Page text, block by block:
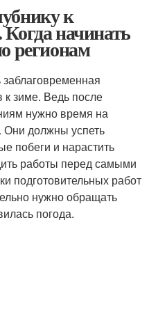
к
начинать
регионам
к зиме. Ведь после
нужно время на
Они должны успеть
побеги и нарастить
работы перед самыми
подготовительных работ
нужно обращать
погода.